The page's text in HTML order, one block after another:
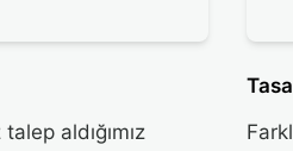
aldığımız